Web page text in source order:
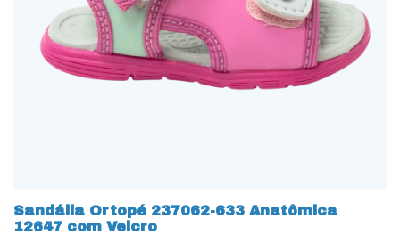
Sandália Ortopé 237062-633 Anatômica
12647 com Velcro